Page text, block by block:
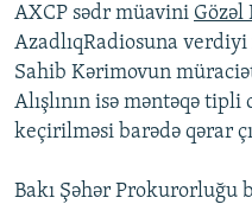
İNFOQRAFIKA
KARIKATURA
AZƏRBAYCAN ƏDƏBIYYATI
İSLAM VƏ DEMOKRATIYA
İZ - MƏDƏNIYYƏT PROQRAMI
MISSIYAMIZ
PEŞƏ ETIKASI VƏ JURNALISTIKA
MATERIALLARIMIZDAN ISTIFADƏ
AZADLIQRADIOSU MOBIL
BIZIMLƏ ƏLAQƏ
BIZI IZLƏ
RFE/RL-in bütün saytları
AXCP sədr müavini Gözəl
AzadlıqRadiosuna
Sahib Kərimovun
Alışlının isə məntəqə tipli
keçirilməsi barədə qərar
Bakı Şəhər Prokurorluğu